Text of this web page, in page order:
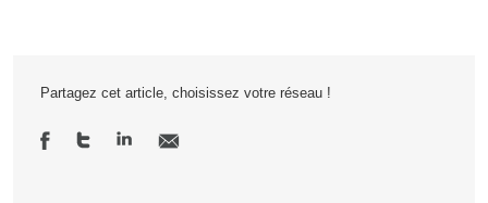
Partagez cet article, choisissez votre réseau !